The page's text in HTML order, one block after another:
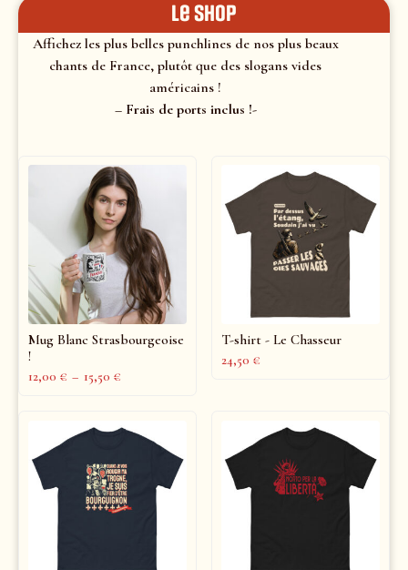
le shop
Affichez les plus belles punchlines de nos plus beaux
chants de France, plutôt que des slogans vides
américains !
– Frais de ports inclus !-
Mug Blanc Strasbourgeoise
!
12,00 € – 15,50 €
T-shirt - Le Chasseur
24,50 €